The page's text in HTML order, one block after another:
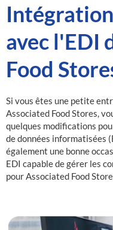
avec l'EDI
Food
Si vous êtes une petite
Associated Food Stores,
quelques modifications
de données informatisées
également une bonne
EDI capable de gérer les
pour Associated Food